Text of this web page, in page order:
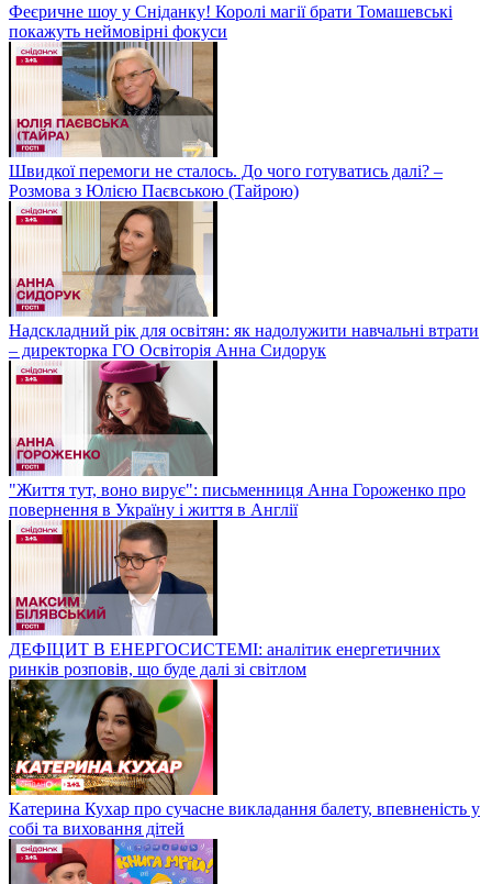
Феєричне шоу у Сніданку! Королі магії брати Томашевські
покажуть неймовірні фокуси
Швидкої перемоги не сталось. До чого готуватись далі? –
Розмова з Юлією Паєвською (Тайрою)
Надскладний рік для освітян: як надолужити навчальні втрати
– директорка ГО Освіторія Анна Сидорук
"Життя тут, воно вирує": письменниця Анна Гороженко про
повернення в Україну і життя в Англії
ДЕФІЦИТ В ЕНЕРГОСИСТЕМІ: аналітик енергетичних
ринків розповів, що буде далі зі світлом
Катерина Кухар про сучасне викладання балету, впевненість у
собі та виховання дітей